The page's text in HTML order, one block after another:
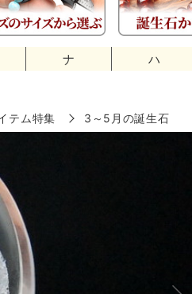
ナ ハ
テム特集 3～5月の誕生石